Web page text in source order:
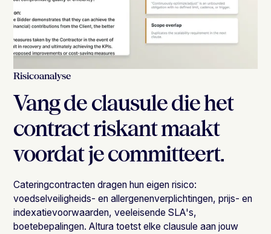
Risicoanalyse
Vang de clausule die het
contract riskant maakt
voordat je committeert.
Cateringcontracten dragen hun eigen risico:
voedselveiligheids- en allergenenverplichtingen, prijs- en
indexatievoorwaarden, veeleisende SLA's,
boetebepalingen. Altura toetst elke clausule aan jouw